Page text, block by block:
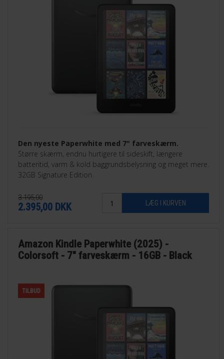
Den nyeste Paperwhite med 7" farveskærm.
Større skærm, endnu hurtigere til sideskift, længere
batteritid, varm & kold baggrundsbelysning og meget mere.
32GB Signature Edition.
3.195,00
2.395,00 DKK
Amazon Kindle Paperwhite (2025) -
Colorsoft - 7" farveskærm - 16GB - Black
TILBUD